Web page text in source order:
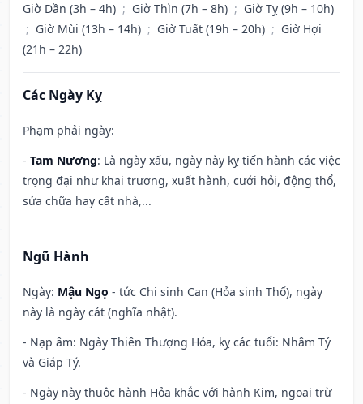
Giờ Dần (3h – 4h) ; Giờ Thìn (7h – 8h) ; Giờ Tỵ (9h – 10h)
; Giờ Mùi (13h – 14h) ; Giờ Tuất (19h – 20h) ; Giờ Hợi
(21h – 22h)
Các Ngày Kỵ
Phạm phải ngày:
- Tam Nương: Là ngày xấu, ngày này kỵ tiến hành các việc
trọng đại như khai trương, xuất hành, cưới hỏi, động thổ,
sửa chữa hay cất nhà,...
Ngũ Hành
Ngày: Mậu Ngọ - tức Chi sinh Can (Hỏa sinh Thổ), ngày
này là ngày cát (nghĩa nhật).
- Nạp âm: Ngày Thiên Thượng Hỏa, kỵ các tuổi: Nhâm Tý
và Giáp Tý.
- Ngày này thuộc hành Hỏa khắc với hành Kim, ngoại trừ